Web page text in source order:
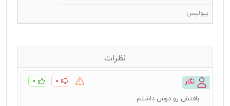
بیولیس
نظرات
نگار ۰ ۰
بافتش رو دوس داشتم